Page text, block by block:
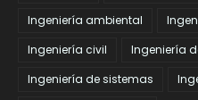
Ingeniería ambiental
Ingeniería civil
Ingeniería
Ingeniería de sistemas